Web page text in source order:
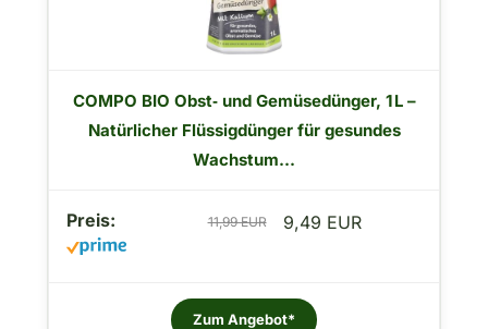
COMPO BIO Obst‑ und Gemüsedünger, 1 L –
Natürlicher Flüssigdünger für gesundes
Wachstum...
11,99 EUR 9,49 EUR
Zum Angebot*